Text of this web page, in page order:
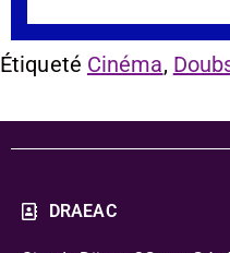
Étiqueté Cinéma,
DRAEAC